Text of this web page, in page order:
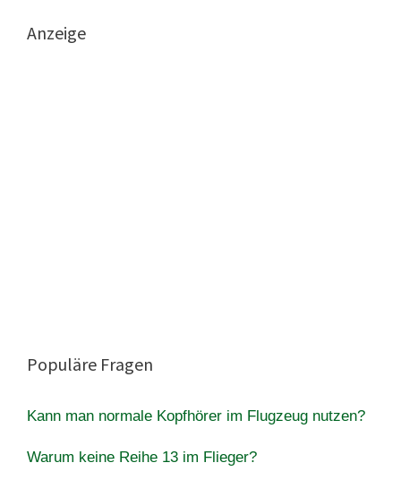
Anzeige
Populäre Fragen
Kann man normale Kopfhörer im Flugzeug nutzen?
Warum keine Reihe 13 im Flieger?